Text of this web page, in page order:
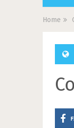
Home